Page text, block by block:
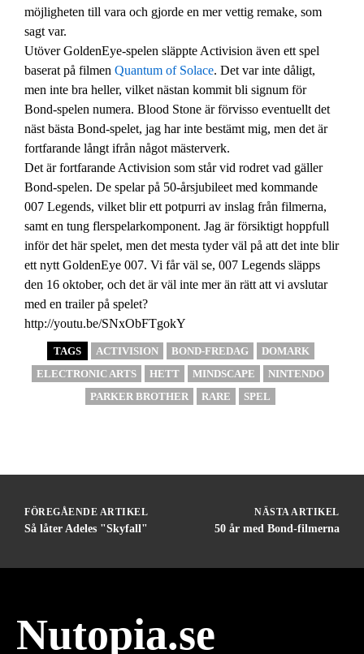
möjligheten till vara och gjorde en mer vettig remake, som
sagt var.
Utöver GoldenEye-spelen släppte Activision även ett spel
baserat på filmen Quantum of Solace. Det var inte dåligt,
men inte bra heller, vilket nästan kommit bli signum för
Bond-spelen numera. Blood Stone är förvisso eventuellt det
näst bästa Bond-spelet, jag har inte bestämt mig, men det är
fortfarande långt ifrån något mästerverk.
Det är fortfarande Activision som står vid rodret vad gäller
Bond-spelen. De spelar på 50-årsjubileet med kommande
007 Legends, vilket blir ett potpurri av inslag från filmerna,
samt en tung flerspelarkomponent. Jag är försiktigt hoppfull
inför det här spelet, men det mesta tyder väl på att det inte blir
ett nytt GoldenEye 007. Vi får väl se, 007 Legends släpps
den 16 oktober, och det är väl inte mer än rätt att vi avslutar
med en trailer på spelet?
http://youtu.be/SNxObFTgokY
TAGS ACTIVISION BOND-FREDAG
DOMARK
ELECTRONIC ARTS
HETT MINDSCAPE
NINTENDO
PARKER BROTHER
RARE SPEL
FÖREGÅENDE ARTIKEL
Så låter Adeles "Skyfall"
NÄSTA ARTIKEL
50 år med Bond-filmerna
Nutopia.se